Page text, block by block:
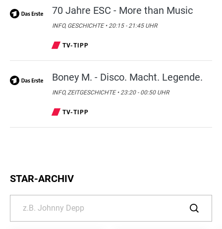
70 Jahre ESC - More than Music
INFO, GESCHICHTE • 20:15 - 21:45 UHR
TV-TIPP
Boney M. - Disco. Macht. Legende.
INFO, ZEITGESCHICHTE • 23:20 - 00:50 UHR
TV-TIPP
STAR-ARCHIV